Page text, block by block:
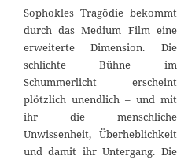
Sophokles Tragödie bekommt
durch das Medium Film eine
erweiterte Dimension. Die
schlichte Bühne im
Schummerlicht erscheint
plötzlich unendlich – und mit
ihr die menschliche
Unwissenheit, Überheblichkeit
und damit ihr Untergang. Die